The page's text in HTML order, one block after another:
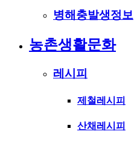
병해충발생정보
농촌생활문화
레시피
제철레시피
산채레시피